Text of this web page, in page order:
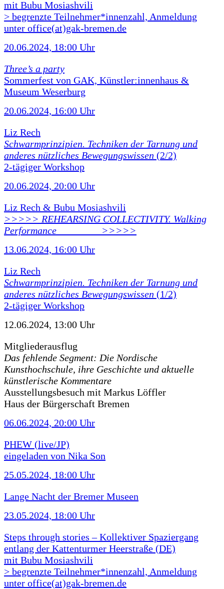
mit Bubu Mosiashvili
> begrenzte Teilnehmer*innenzahl, Anmeldung
unter office(at)gak-bremen.de
20.06.2024, 18:00 Uhr
Three’s a party
Sommerfest von GAK, Künstler:innenhaus &
Museum Weserburg
20.06.2024, 16:00 Uhr
Liz Rech
Schwarmprinzipien. Techniken der Tarnung und
anderes nützliches Bewegungswissen (2/2)
2-tägiger Workshop
20.06.2024, 20:00 Uhr
Liz Rech & Bubu Mosiashvili
>>>>> REHEARSING COLLECTIVITY. Walking
Performance ________ >>>>>
13.06.2024, 16:00 Uhr
Liz Rech
Schwarmprinzipien. Techniken der Tarnung und
anderes nützliches Bewegungswissen (1/2)
2-tägiger Workshop
12.06.2024, 13:00 Uhr
Mitgliederausflug
Das fehlende Segment: Die Nordische
Kunsthochschule, ihre Geschichte und aktuelle
künstlerische Kommentare
Ausstellungsbesuch mit Markus Löffler
Haus der Bürgerschaft Bremen
06.06.2024, 20:00 Uhr
PHEW (live/JP)
eingeladen von Nika Son
25.05.2024, 18:00 Uhr
Lange Nacht der Bremer Museen
23.05.2024, 18:00 Uhr
Steps through stories – Kollektiver Spaziergang
entlang der Kattenturmer Heerstraße (DE)
mit Bubu Mosiashvili
> begrenzte Teilnehmer*innenzahl, Anmeldung
unter office(at)gak-bremen.de